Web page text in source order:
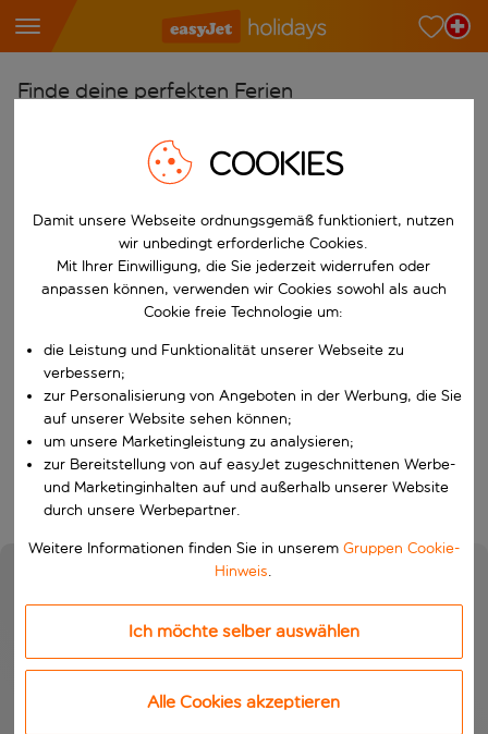
Finde deine perfekten Ferien
Wähle deine Flughäfen
Beginne mit der Eingabe für die automatische
Reiseziele finden
Nach
W&auml;hle ein Ab- und R&uuml;ckflugdatum aus.
Wähle deine Reisedaten
Wann
Wer
Suchen
COOKIES
Damit unsere Webseite ordnungsgemäß funktioniert, nutzen
wir unbedingt erforderliche Cookies.
Mit Ihrer Einwilligung, die Sie jederzeit widerrufen oder
anpassen können, verwenden wir Cookies sowohl als auch
Cookie freie Technologie um:
die Leistung und Funktionalität unserer Webseite zu
verbessern;
zur Personalisierung von Angeboten in der Werbung, die Sie
auf unserer Website sehen können;
um unsere Marketingleistung zu analysieren;
zur Bereitstellung von auf easyJet zugeschnittenen Werbe-
und Marketinginhalten auf und außerhalb unserer Website
durch unsere Werbepartner.
Weitere Informationen finden Sie in unserem Gruppen Cookie-
Hinweis.
Ich möchte selber auswählen
Alle Cookies akzeptieren